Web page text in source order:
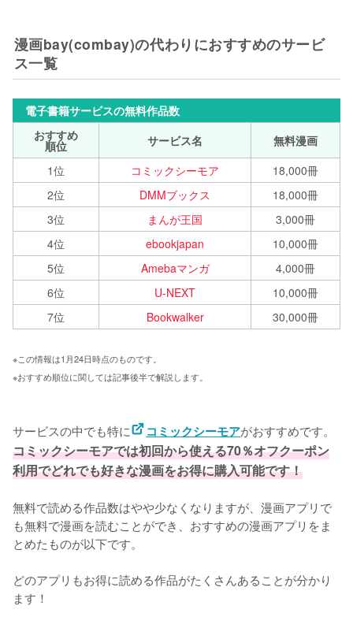
漫画bay(combay)の代わりにおすすめのサービ
ス一覧
電子書籍サービスの無料作品数
おすすめ
順位 サービス名
無料漫画
1位
コミックシーモア
18,000冊
2位
DMMブックス
18,000冊
3位
まんが王国
3,000冊
4位
ebookjapan
10,000冊
5位
Amebaマンガ
4,000冊
6位
U-NEXT
10,000冊
7位
Bookwalker 30,000冊
※この情報は1月24日時点のものです。
※おすすめ順位に関しては記事後半で解説します。
サービスの中でも特に コミックシーモアがおすすめです。
コミックシーモアでは初回から使える70％オフクーポン
利用でどれでも好きな漫画をお得に購入可能です！
無料で読める作品数はやや少なくなりますが、漫画アプリで
も無料で漫画を読むことができ、おすすめの漫画アプリをま
とめたものが以下です。
どのアプリもお得に読める作品がたくさんあることが分かり
ます！